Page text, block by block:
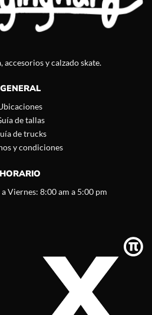
accesorios y calzado skate.
GENERAL
de tallas
de trucks
y condiciones
HORARIO
Viernes: 8:00 am a 5:00 pm